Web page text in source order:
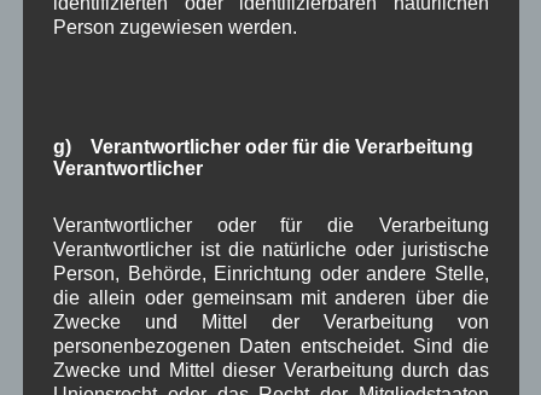
Arbeitsmarkt Bauvorhaben
Dorferneuerung , Dorfleben ,
Dorfplatz
Gesundheit , Gewerbe Haushalt ,
historische Bilder , Infrastruktur , Isarkies
Kirche Kunsthandwerk ,Landwirtschaft
Musik , Natur und Umwelt ,Ochsenrennen
Person zugewiesen werden.
g) Verantwortlicher oder für die Verarbeitung
Verantwortlicher
Verantwortlicher oder für die Verarbeitung
Verantwortlicher ist die natürliche oder juristische
Person, Behörde, Einrichtung oder andere Stelle,
die allein oder gemeinsam mit anderen über die
Zwecke und Mittel der Verarbeitung von
personenbezogenen Daten entscheidet. Sind die
Zwecke und Mittel dieser Verarbeitung durch das